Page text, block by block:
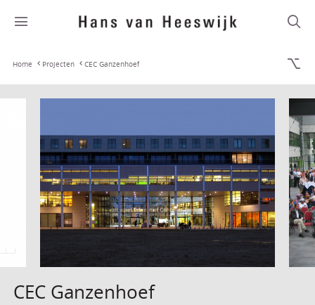
Home Projecten CEC Ganzenhoef
CEC Ganzenhoef